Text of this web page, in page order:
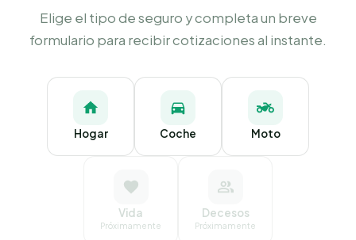
Elige el tipo de seguro y completa un breve
formulario para recibir cotizaciones al instante.
Hogar Coche Moto
Vida
Próximamente
Decesos
Próximamente